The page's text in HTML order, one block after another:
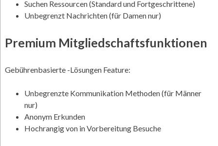
Suchen Ressourcen (Standard und Fortgeschrittene)
Unbegrenzt Nachrichten (für Damen nur)
Premium Mitgliedschaftsfunktionen
Gebührenbasierte -Lösungen Feature:
Unbegrenzte Kommunikation Methoden (für Männer
nur)
Anonym Erkunden
Hochrangig von in Vorbereitung Besuche